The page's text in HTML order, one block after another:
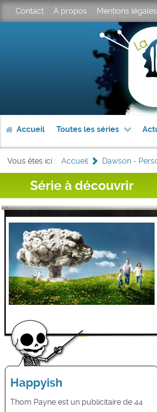
Contact À propos Mentions légales
Accueil Toutes les séries
Vous êtes ici : Accueil > Dawson -
Série à découvrir
Happyish
Thom Payne est un publicitaire de 44